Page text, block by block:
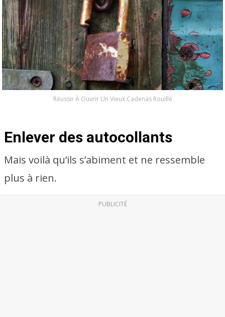
Réussir À Ouvrir Un Vieux Cadenas Rouillé
Enlever des autocollants
Mais voilà qu’ils s’abiment et ne ressemble
plus à rien.
PUBLICITÉ